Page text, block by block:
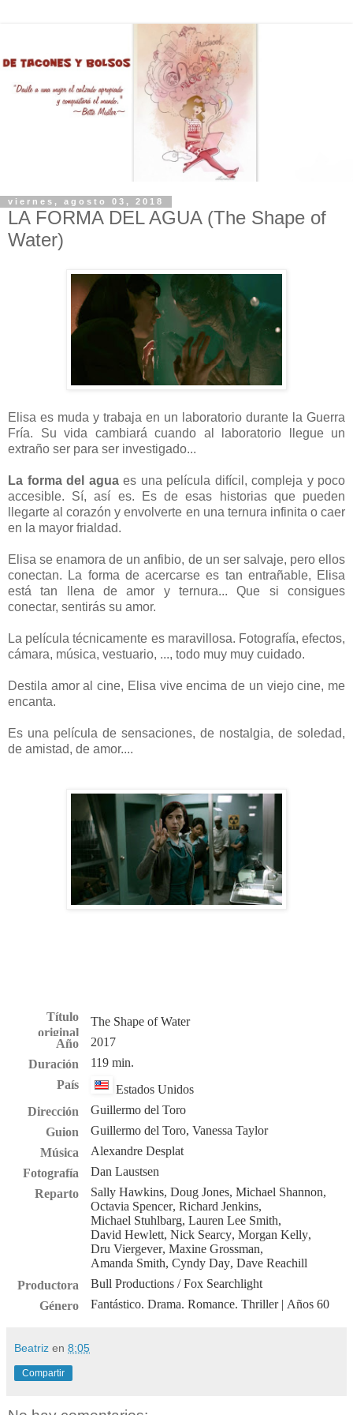
viernes, agosto 03, 2018
LA FORMA DEL AGUA (The Shape of
Water)
Elisa es muda y trabaja en un laboratorio durante la Guerra
Fría. Su vida cambiará cuando al laboratorio llegue un
extraño ser para ser investigado...
La forma del aguaes una película difícil, compleja y poco
accesible. Sí, así es. Es de esas historias que pueden
llegarte al corazón y envolverte en una ternura infinita o caer
en la mayor frialdad.
Elisa se enamora de un anfibio, de un ser salvaje, pero ellos
conectan. La forma de acercarse es tan entrañable, Elisa
está tan llena de amor y ternura... Que si consigues
conectar, sentirás su amor.
La película técnicamente es maravillosa. Fotografía, efectos,
cámara, música, vestuario, ..., todo muy muy cuidado.
Destila amor al cine, Elisa vive encima de un viejo cine, me
encanta.
Es una película de sensaciones, de nostalgia, de soledad,
de amistad, de amor....
Título
original
The Shape of Water
Año
2017
Duración
119 min.
País
Estados Unidos
Dirección
Guillermo del Toro
Guion
Guillermo del Toro, Vanessa Taylor
Música
Alexandre Desplat
Fotografía
Dan Laustsen
Reparto
Sally Hawkins, Doug Jones, Michael Shannon,
Octavia Spencer, Richard Jenkins,
Michael Stuhlbarg, Lauren Lee Smith,
David Hewlett, Nick Searcy, Morgan Kelly,
Dru Viergever, Maxine Grossman,
Amanda Smith, Cyndy Day, Dave Reachill
Productora
Bull Productions / Fox Searchlight
Género
Fantástico. Drama. Romance. Thriller| Años 60
Beatriz en 8:05
Compartir